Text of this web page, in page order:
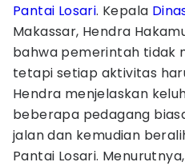
Pantai Losari. Kepala
Makassar, Hendra
bahwa pemerintah tidak
tetapi setiap aktivitas
Hendra menjelaskan
beberapa pedagang
jalan dan kemudian
Pantai Losari.